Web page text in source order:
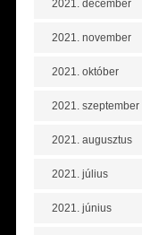
2021. december
2021. november
2021. október
2021. szeptember
2021. augusztus
2021. július
2021. június